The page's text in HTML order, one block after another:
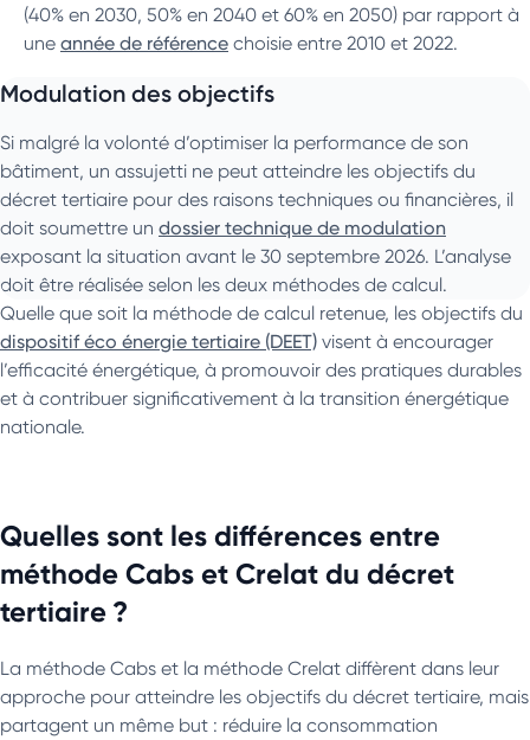
(40% en 2030, 50% en 2040 et 60% en 2050) par rapport à
une année de référence choisie entre 2010 et 2022.
Modulation des objectifs
Si malgré la volonté d’optimiser la performance de son
bâtiment, un assujetti ne peut atteindre les objectifs du
décret tertiaire pour des raisons techniques ou financières, il
doit soumettre un dossier technique de modulation
exposant la situation avant le 30 septembre 2026. L’analyse
doit être réalisée selon les deux méthodes de calcul.
Quelle que soit la méthode de calcul retenue, les objectifs du
dispositif éco énergie tertiaire (DEET) visent à encourager
l’efficacité énergétique, à promouvoir des pratiques durables
et à contribuer significativement à la transition énergétique
nationale.
Quelles sont les différences entre
méthode Cabs et Crelat du décret
tertiaire ?
La méthode Cabs et la méthode Crelat diffèrent dans leur
approche pour atteindre les objectifs du décret tertiaire, mais
partagent un même but : réduire la consommation